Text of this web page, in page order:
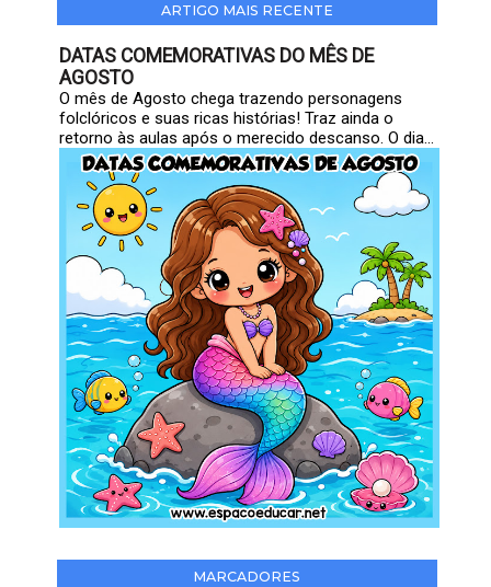
ARTIGO MAIS RECENTE
DATAS COMEMORATIVAS DO MÊS DE
AGOSTO
O mês de Agosto chega trazendo personagens
folclóricos e suas ricas histórias! Traz ainda o
retorno às aulas após o merecido descanso. O dia...
MARCADORES